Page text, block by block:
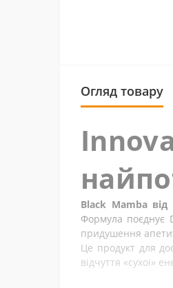
Огляд товару
Black Mamba
Формула поєднує
придушення
Це продукт для
відчуття «сухої»